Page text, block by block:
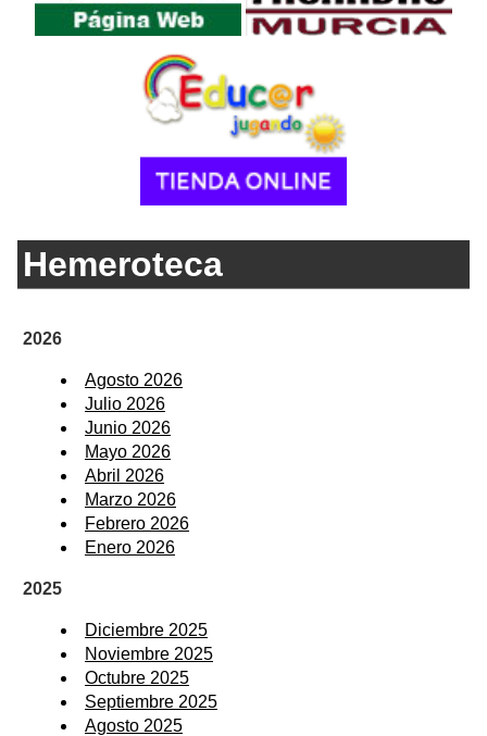
Hemeroteca
2026
Agosto 2026
Julio 2026
Junio 2026
Mayo 2026
Abril 2026
Marzo 2026
Febrero 2026
Enero 2026
2025
Diciembre 2025
Noviembre 2025
Octubre 2025
Septiembre 2025
Agosto 2025